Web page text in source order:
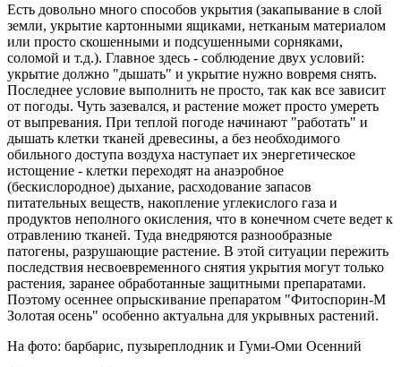
Есть довольно много способов укрытия (закапывание в слой
земли, укрытие картонными ящиками, нетканым материалом
или просто скошенными и подсушенными сорняками,
соломой и т.д.). Главное здесь - соблюдение двух условий:
укрытие должно "дышать" и укрытие нужно вовремя снять.
Последнее условие выполнить не просто, так как все зависит
от погоды. Чуть зазевался, и растение может просто умереть
от выпревания. При теплой погоде начинают "работать" и
дышать клетки тканей древесины, а без необходимого
обильного доступа воздуха наступает их энергетическое
истощение - клетки переходят на анаэробное
(бескислородное) дыхание, расходование запасов
питательных веществ, накопление углекислого газа и
продуктов неполного окисления, что в конечном счете ведет к
отравлению тканей. Туда внедряются разнообразные
патогены, разрушающие растение. В этой ситуации пережить
последствия несвоевременного снятия укрытия могут только
растения, заранее обработанные защитными препаратами.
Поэтому осеннее опрыскивание препаратом "Фитоспорин-М
Золотая осень" особенно актуальна для укрывных растений.
На фото: барбарис, пузыреплодник и Гуми-Оми Осенний